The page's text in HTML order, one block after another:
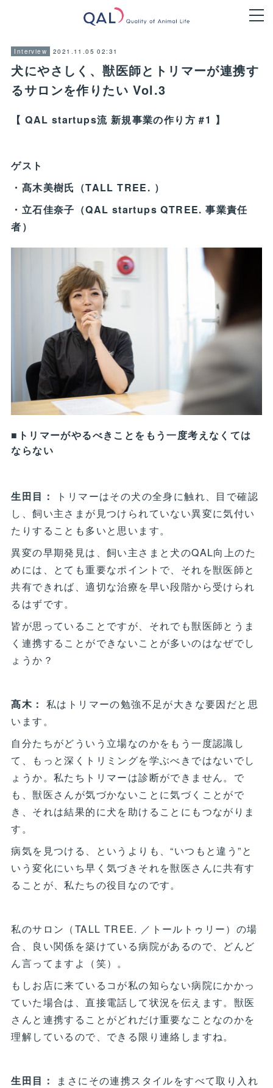
Interview 2021.11.05 02:31
犬にやさしく、獣医師とトリマーが連携す
るサロンを作りたい Vol.3
【 QAL startups流 新規事業の作り方 #1 】
ゲスト
・髙木美樹氏（TALL TREE. ）
・立石佳奈子（QAL startups QTREE. 事業責任
者）
■トリマーがやるべきことをもう一度考えなくては
ならない
生田目：
トリマーはその犬の全身に触れ、目で確認
し、飼い主さまが見つけられていない異変に気付い
たりすることも多いと思います。
異変の早期発見は、飼い主さまと犬のQAL向上のた
めには、とても重要なポイントで、それを獣医師と
共有できれば、適切な治療を早い段階から受けられ
るはずです。
皆が思っていることですが、それでも獣医師とうま
く連携することができないことが多いのはなぜでし
ょうか？
髙木： 私はトリマーの勉強不足が大きな要因だと思
います。
自分たちがどういう立場なのかをもう一度認識し
て、もっと深くトリミングを学ぶべきではないでし
ょうか。私たちトリマーは診断ができません。で
も、獣医さんが気づかないことに気づくことがで
き、それは結果的に犬を助けることにもつながりま
す。
病気を見つける、というよりも、“いつもと違う”と
いう変化にいち早く気づきそれを獣医さんに共有す
ることが、私たちの役目なのです。
私のサロン（TALL TREE. ／トールトゥリー）の場
合、良い関係を築けている病院があるので、どんど
ん言ってますよ（笑）。
もしお店に来ているコが私の知らない病院にかかっ
ていた場合は、直接電話して状況を伝えます。獣医
さんと連携することがどれだけ重要なことなのかを
理解しているので、できる限り連絡しますね。
生田目：
まさにその連携スタイルをすべて取り入れ